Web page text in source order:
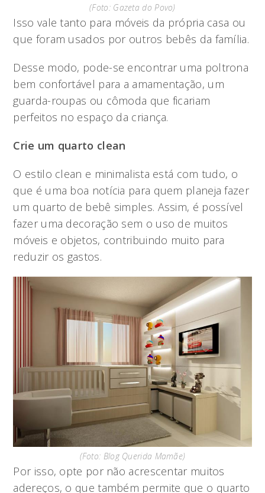
(Foto: Gazeta do Povo)
Isso vale tanto para móveis da própria casa ou
que foram usados por outros bebês da família.
Desse modo, pode-se encontrar uma poltrona
bem confortável para a amamentação, um
guarda-roupas ou cômoda que ficariam
perfeitos no espaço da criança.
Crie um quarto clean
O estilo clean e minimalista está com tudo, o
que é uma boa notícia para quem planeja fazer
um quarto de bebê simples. Assim, é possível
fazer uma decoração sem o uso de muitos
móveis e objetos, contribuindo muito para
reduzir os gastos.
(Foto: Blog Querida Mamãe)
Por isso, opte por não acrescentar muitos
adereços, o que também permite que o quarto